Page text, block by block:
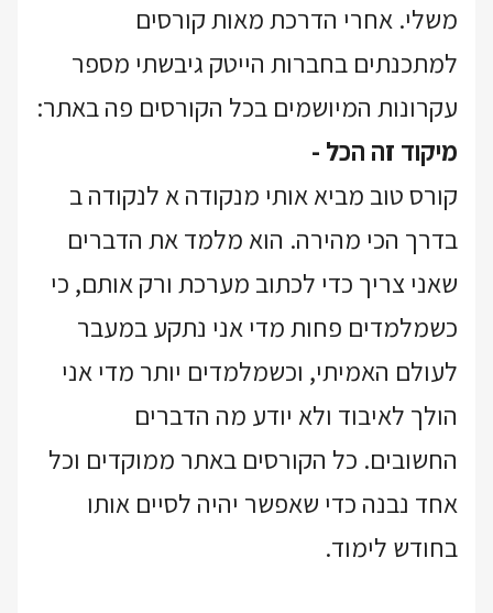
משלי. אחרי הדרכת מאות קורסים
למתכנתים בחברות הייטק גיבשתי מספר
עקרונות המיושמים בכל הקורסים פה באתר:
מיקוד זה הכל -
קורס טוב מביא אותי מנקודה א לנקודה ב
בדרך הכי מהירה. הוא מלמד את הדברים
שאני צריך כדי לכתוב מערכת ורק אותם, כי
כשמלמדים פחות מדי אני נתקע במעבר
לעולם האמיתי, וכשמלמדים יותר מדי אני
הולך לאיבוד ולא יודע מה הדברים
החשובים. כל הקורסים באתר ממוקדים וכל
אחד נבנה כדי שאפשר יהיה לסיים אותו
בחודש לימוד.